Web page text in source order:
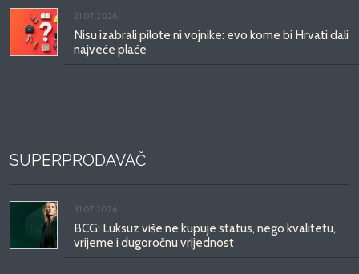
21.07.2026.
Nisu izabrali pilote ni vojnike: evo kome bi Hrvati dali
najveće plaće
SUPERPRODAVAČ
31.07.2026.
BCG: Luksuz više ne kupuje status, nego kvalitetu,
vrijeme i dugoročnu vrijednost